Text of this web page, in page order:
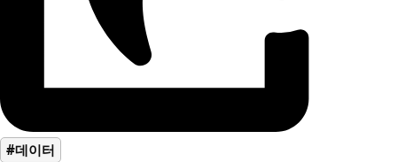
#데이터